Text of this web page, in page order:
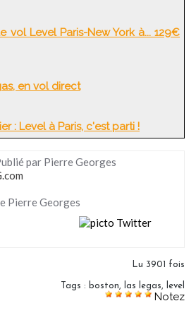
vol Level Paris-New York à... 129€
en vol direct
: Level à Paris, c'est parti !
Publié par Pierre Georges
Pierre Georges
Lu 3901 fois
Tags : boston, las legas, level
Notez